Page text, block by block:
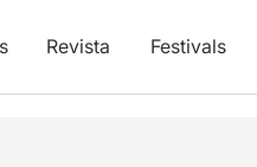
Revista Festivals